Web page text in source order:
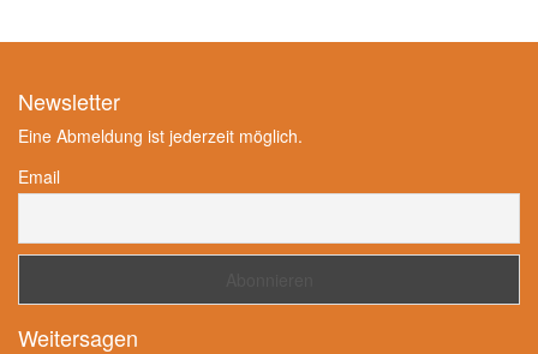
Newsletter
Eine Abmeldung ist jederzeit möglich.
Email
Weitersagen